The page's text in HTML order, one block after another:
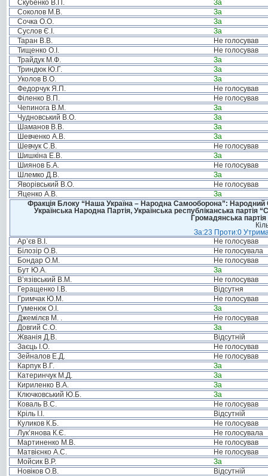
Скубенко В.П.
За
Соколов М.В.
За
Сочка О.О.
За
Суслов Є.І.
За
Таран В.В.
Не голосував
Тищенко О.І.
Не голосував
Трайдук М.Ф.
За
Триндюк Ю.Г.
За
Уколов В.О.
За
Федорчук Я.П.
Не голосував
Філенко В.П.
Не голосував
Чепинога В.М.
За
Чудновський В.О.
За
Шаманов В.В.
За
Шевченко А.В.
За
Шевчук С.В.
Не голосував
Шишкіна Е.В.
За
Шиянов Б.А.
Не голосував
Шлемко Д.В.
За
Яворівський В.О.
Не голосував
Яценко А.В.
За
Фракція Блоку “Наша Україна – Народна Самооборона”: Народний
Українська Народна Партія, Українська республіканська
Громадянська
За:23 Проти:0
Ар’єв В.І.
Не голосував
Білозір О.В.
Не голосувала
Бондар О.М.
Не голосував
Бут Ю.А.
За
В’язівський В.М.
Не голосував
Геращенко І.В.
Відсутня
Гримчак Ю.М.
Не голосував
Гуменюк О.І.
За
Джемілєв М. .
Не голосував
Довгий С.О.
За
Жванія Д.В.
Відсутній
Заєць І.О.
Не голосував
Зейналов Е.Д.
Не голосував
Карпук В.Г.
За
Катеринчук М.Д.
За
Кириленко В.А.
За
Ключковський Ю.Б.
За
Коваль В.С.
Не голосував
Кріль І.І.
Відсутній
Куликов К.Б.
Не голосував
Лук’янова К.Є.
Не голосувала
Мартиненко М.В.
Не голосував
Матвієнко А.С.
Не голосував
Мойсик В.Р.
За
Новіков О.В.
Відсутній